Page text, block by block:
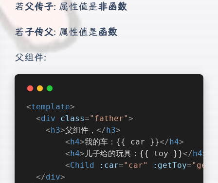
若父传子: 属性值是非函数
若子传父: 属性值是函数
父组件:
<template>
<div class="father">
< h3>父组件， </ h3>
< h4>我的车：{{ car }}</ h4>
< h4> 儿子给的玩具：{{ toy }}</ h4>
<Child :car="car" :getToy=
</div>